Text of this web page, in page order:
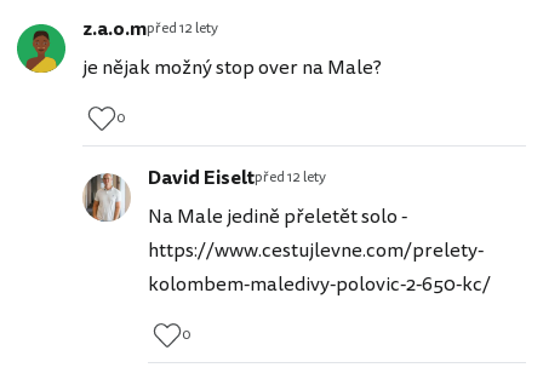
z.a.o.mpřed 12 lety
je nějak možný stop over na Male?
0
David Eiseltpřed 12 lety
Na Male jedině přeletět solo -
https://www.cestujlevne.com/prelety-
kolombem-maledivy-polovic-2-650-kc/
0